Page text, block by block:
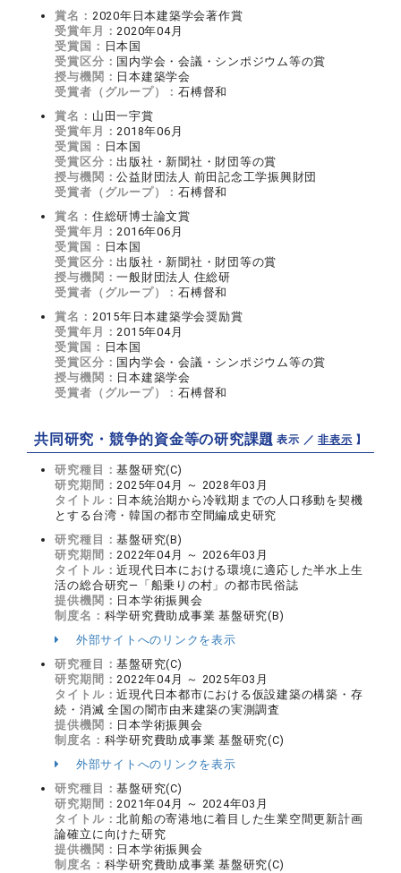
賞名： 2020年日本建築学会著作賞
受賞年月：2020年04月
受賞国： 日本国
受賞区分： 国内学会・会議・シンポジウム等の賞
授与機関： 日本建築学会
受賞者（グループ）：石榑督和
賞名： 山田一宇賞
受賞年月：2018年06月
受賞国： 日本国
受賞区分：出版社・新聞社・財団等の賞
授与機関：公益財団法人 前田記念工学振興財団
受賞者（グループ）：石榑督和
賞名： 住総研博士論文賞
受賞年月：2016年06月
受賞国： 日本国
受賞区分：出版社・新聞社・財団等の賞
授与機関：一般財団法人 住総研
受賞者（グループ）：石榑督和
賞名： 2015年日本建築学会奨励賞
受賞年月：2015年04月
受賞国： 日本国
受賞区分： 国内学会・会議・シンポジウム等の賞
授与機関： 日本建築学会
受賞者（グループ）：石榑督和
共同研究・競争的資金等の研究課題【 表示 ／非表示 】
研究種目：基盤研究(C)
研究期間：2025年04月 ～ 2028年03月
タイトル： 日本統治期から冷戦期までの人口移動を契機
とする台湾・韓国の都市空間編成史研究
研究種目：基盤研究(B)
研究期間：2022年04月 ～ 2026年03月
タイトル：近現代日本における環境に適応した半水上生
活の総合研究―「船乗りの村」の都市民俗誌
提供機関： 日本学術振興会
制度名： 科学研究費助成事業 基盤研究(B)
外部サイトへのリンクを表示
研究種目：基盤研究(C)
研究期間：2022年04月 ～ 2025年03月
タイトル：近現代日本都市における仮設建築の構築・存
続・消滅 全国の闇市由来建築の実測調査
提供機関： 日本学術振興会
制度名： 科学研究費助成事業 基盤研究(C)
外部サイトへのリンクを表示
研究種目：基盤研究(C)
研究期間：2021年04月 ～ 2024年03月
タイトル：北前船の寄港地に着目した生業空間更新計画
論確立に向けた研究
提供機関： 日本学術振興会
制度名： 科学研究費助成事業 基盤研究(C)